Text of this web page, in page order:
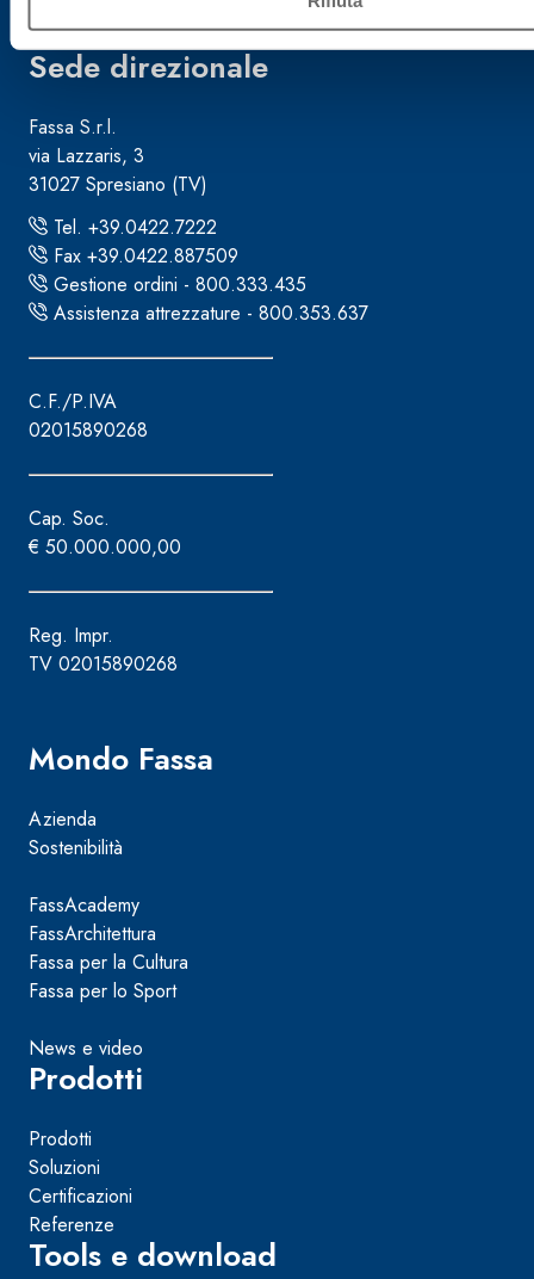
Sede direzionale
Fassa S.r.l.
via Lazzaris, 3
31027 Spresiano (TV)
Tel. +39.0422.7222
Fax +39.0422.887509
Gestione ordini - 800.333.435
Assistenza attrezzature - 800.353.637
C.F./P.IVA
02015890268
Cap. Soc.
€ 50.000.000,00
Reg. Impr.
TV 02015890268
Mondo Fassa
Azienda
Sostenibilità
FassAcademy
FassArchitettura
Fassa per la Cultura
Fassa per lo Sport
News e video
Prodotti
Prodotti
Soluzioni
Certificazioni
Referenze
Tools e download